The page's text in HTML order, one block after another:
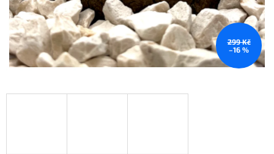
299 Kč
–16 %